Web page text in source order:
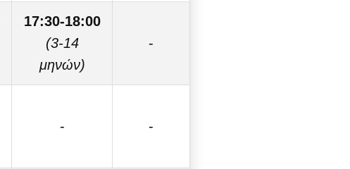
17:30-18:00
(3-14
μηνών)
-
- -